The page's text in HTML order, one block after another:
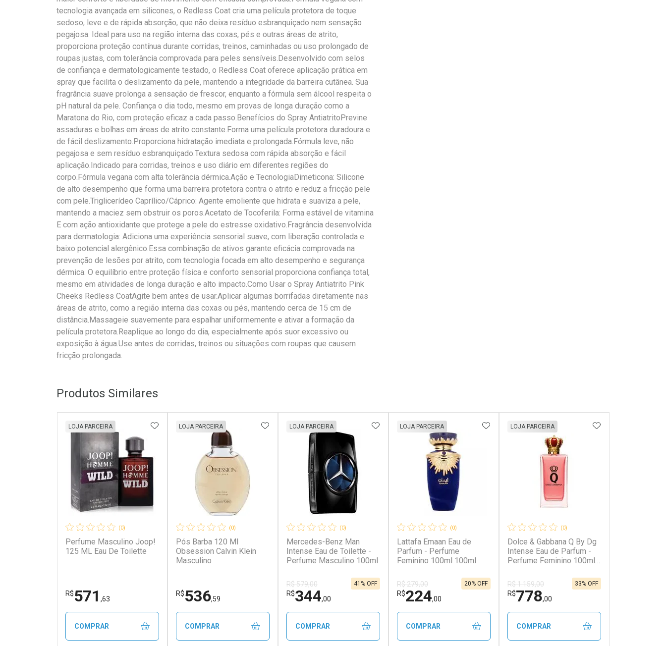
tecnologia avançada em silicones, o Redless Coat cria uma película protetora de toque
sedoso, leve e de rápida absorção, que não deixa resíduo esbranquiçado nem sensação
pegajosa. Ideal para uso na região interna das coxas, pés e outras áreas de atrito,
proporciona proteção contínua durante corridas, treinos, caminhadas ou uso prolongado de
roupas justas, com tolerância comprovada para peles sensíveis.Desenvolvido com selos
de confiança e dermatologicamente testado, o Redless Coat oferece aplicação prática em
spray que facilita o deslizamento da pele, mantendo a integridade da barreira cutânea. Sua
fragrância suave prolonga a sensação de frescor, enquanto a fórmula sem álcool respeita o
pH natural da pele. Confiança o dia todo, mesmo em provas de longa duração como a
Maratona do Rio, com proteção eficaz a cada passo.Benefícios do Spray AntiatritoPrevine
assaduras e bolhas em áreas de atrito constante.Forma uma película protetora duradoura e
de fácil deslizamento.Proporciona hidratação imediata e prolongada.Fórmula leve, não
pegajosa e sem resíduo esbranquiçado.Textura sedosa com rápida absorção e fácil
aplicação.Indicado para corridas, treinos e uso diário em diferentes regiões do
corpo.Fórmula vegana com alta tolerância dérmica.Ação e TecnologiaDimeticona: Silicone
de alto desempenho que forma uma barreira protetora contra o atrito e reduz a fricção pele
com pele.Triglicerídeo Caprílico/Cáprico: Agente emoliente que hidrata e suaviza a pele,
mantendo a maciez sem obstruir os poros.Acetato de Tocoferila: Forma estável de vitamina
E com ação antioxidante que protege a pele do estresse oxidativo.Fragrância desenvolvida
para dermatologia: Adiciona uma experiência sensorial suave, com liberação controlada e
baixo potencial alergênico.Essa combinação de ativos garante eficácia comprovada na
prevenção de lesões por atrito, com tecnologia focada em alto desempenho e segurança
dérmica. O equilíbrio entre proteção física e conforto sensorial proporciona confiança total,
mesmo em atividades de longa duração e alto impacto.Como Usar o Spray Antiatrito Pink
Cheeks Redless CoatAgite bem antes de usar.Aplicar algumas borrifadas diretamente nas
áreas de atrito, como a região interna das coxas ou pés, mantendo cerca de 15 cm de
distância.Massageie suavemente para espalhar uniformemente e ativar a formação da
película protetora.Reaplique ao longo do dia, especialmente após suor excessivo ou
exposição à água.Use antes de corridas, treinos ou situações com roupas que causem
fricção prolongada.
Produtos Similares
(0)
Perfume Masculino Joop!
125 ML Eau De Toilette
LOJA PARCEIRA
R$571 ,63
ADICIONAR AOS FAVORITOS
COMPRAR
(0)
Pós Barba 120 Ml
Obsession Calvin Klein
Masculino
LOJA PARCEIRA
R$536,59
ADICIONAR AOS FAVORITOS
COMPRAR
(0)
Mercedes-Benz Man
Intense Eau de Toilette -
Perfume Masculino 100ml
LOJA PARCEIRA
R$ 579,00
R$344,00
41% OFF
ADICIONAR AOS FAVORITOS
COMPRAR
(0)
Lattafa Emaan Eau de
Parfum - Perfume
Feminino 100ml 100ml
LOJA PARCEIRA
R$ 279,00
R$224,00
20% OFF
ADICIONAR AOS FAVORITOS
COMPRAR
(0)
Dolce & Gabbana Q By Dg
Intense Eau de Parfum -
Perfume Feminino 100ml
LOJA PARCEIRA
R$ 1.159,00
R$778,00
33% OFF
ADICIONAR AOS
COMPRAR